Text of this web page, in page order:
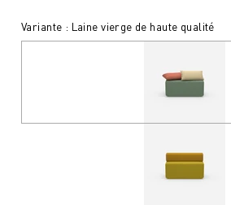
Variante : Laine vierge de haute qualité